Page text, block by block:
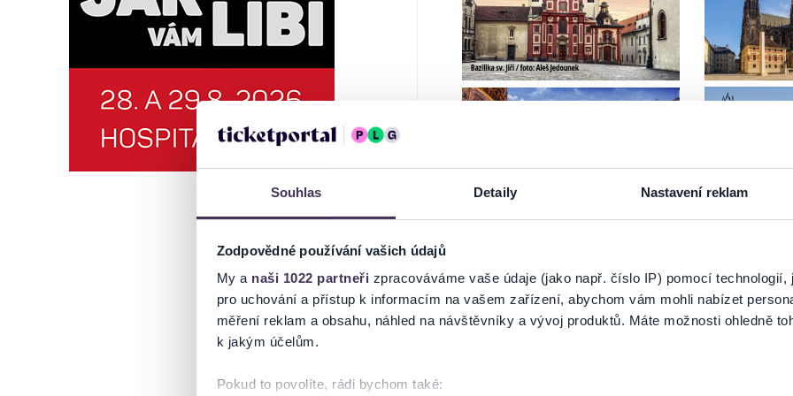
Souhlas Detaily Nastavení reklam
Zodpovědné používání vašich údajů
My a naši 1022 partneři zpracováváme vaše údaje (jako např. číslo IP) pomocí technologií,
pro uchování a přístup k informacím na vašem zařízení, abychom vám mohli nabízet
měření reklam a obsahu, náhled na návštěvníky a vývoj produktů. Máte možnosti ohledně
k jakým účelům.
Pokud to povolíte, rádi bychom také:
How to get here?The access to Prague Castle complex is
letohrádek, Pražský hrad, Pohořelec) and also two metro
mostly tram No. 22 (stop called Pražský hrad). Then they
station Malostranská.
All visitors of Prague Castle are kindly required not to
Otevírací doba Katedrály sv.Víta - Opening hours of St.